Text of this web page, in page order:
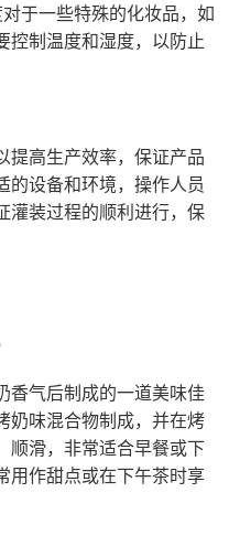
于一些特殊的化妆品，如
控制温度和湿度，以防止
提高生产效率，保证产品
的设备和环境，操作人员
灌装过程的顺利进行，保
香气后制成的一道美味佳
奶味混合物制成，并在烤
顺滑，非常适合早餐或下
用作甜点或在下午茶时享